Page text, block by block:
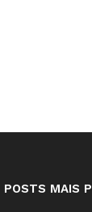
POSTS MAIS